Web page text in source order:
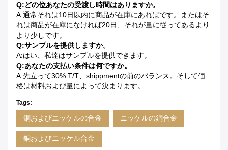
Q:どの位あなたの受渡し時間はありますか。
A:通常それは10日以内に商品が在庫にあればです。またはそ
れは商品が在庫になければ20日、それが量に従ってあるより
より少しです。
Q:サンプルを提供しますか。
A:はい、私達はサンプルを提供できます。
Q:あなたの支払い条件は何ですか。
A:先立って30% T/T、shippmentの前のバランス。そして価
格は材料および量によって決まります。
Tags:
銅およびニッケルの合金 ニッケルの銅合金
銅およびニッケル合金